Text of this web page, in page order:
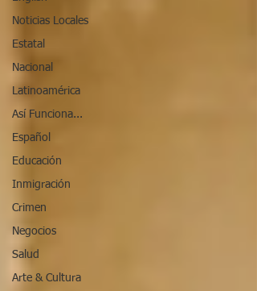
Noticias Locales
Estatal
Nacional
Latinoamérica
Así Funciona...
Español
Educación
Inmigración
Crimen
Negocios
Salud
Arte & Cultura